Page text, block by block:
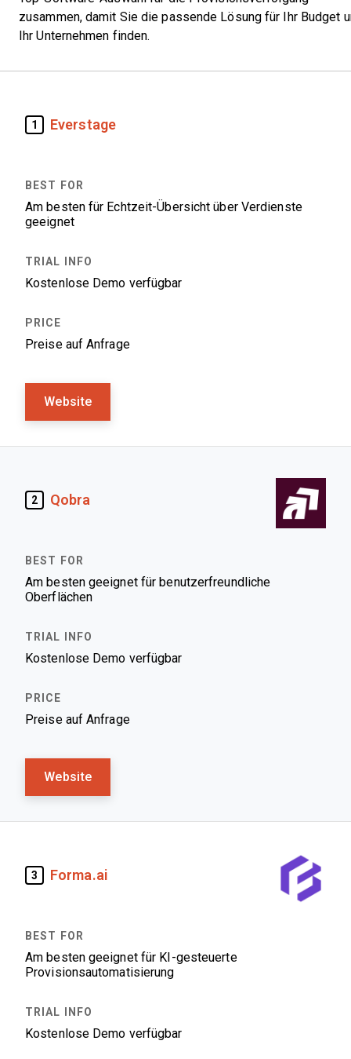
zusammen, damit Sie die passende Lösung für Ihr Budget
Ihr Unternehmen finden.
1 Everstage
Am besten für Echtzeit-Übersicht über Verdienste
geeignet
Kostenlose Demo verfügbar
Preise auf Anfrage
Website
2 Qobra
Am besten geeignet für benutzerfreundliche
Oberflächen
Kostenlose Demo verfügbar
Preise auf Anfrage
Website
3 Forma.ai
Am besten geeignet für KI-gesteuerte
Provisionsautomatisierung
Kostenlose Demo verfügbar